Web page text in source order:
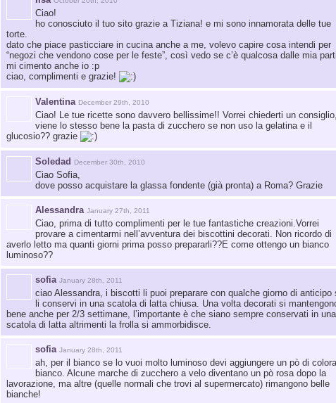
Ciao!
ho conosciuto il tuo sito grazie a Tiziana! e mi sono innamorata delle tue
torte.
dato che piace pasticciare in cucina anche a me, volevo capire cosa intendi per
“negozi che vendono cose per le feste”, così vedo se c’è qualcosa dalle mia
mi cimento anche io :p
ciao, complimenti e grazie!
Valentina December 29th, 2010
Ciao! Le tue ricette sono davvero bellissime!! Vorrei chiederti un consiglio,
viene lo stesso bene la pasta di zucchero se non uso la gelatina e il
glucosio?? grazie
Soledad December 30th, 2010
Ciao Sofia,
dove posso acquistare la glassa fondente (già pronta) a Roma? Grazie
Alessandra January 27th, 2011
Ciao, prima di tutto complimenti per le tue fantastiche creazioni.Vorrei
provare a cimentarmi nell’avventura dei biscottini decorati. Non ricordo di
averlo letto ma quanti giorni prima posso prepararli??E come ottengo un bianco
luminoso??
sofia January 28th, 2011
ciao Alessandra, i biscotti li puoi preparare con qualche giorno di anticipo
li conservi in una scatola di latta chiusa. Una volta decorati si
bene anche per 2/3 settimane, l’importante è che siano sempre conservati in una
scatola di latta altrimenti la frolla si ammorbidisce.
sofia January 28th, 2011
ah, per il bianco se lo vuoi molto luminoso devi aggiungere un pò di
bianco. Alcune marche di zucchero a velo diventano un pò rosa dopo la
lavorazione, ma altre (quelle normali che trovi al supermercato) rimangono belle
bianche!